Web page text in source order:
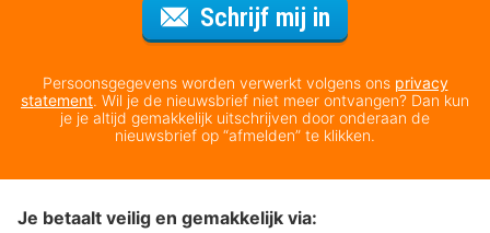
Schrijf mij in
Persoonsgegevens worden verwerkt volgens ons privacy
statement. Wil je de nieuwsbrief niet meer ontvangen? Dan kun
je je altijd gemakkelijk uitschrijven door onderaan de
nieuwsbrief op “afmelden” te klikken.
Je betaalt veilig en gemakkelijk via: